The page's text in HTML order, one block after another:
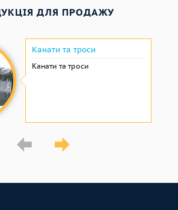
ДЛЯ ПРОДАЖУ
Канати та троси
Канати та троси